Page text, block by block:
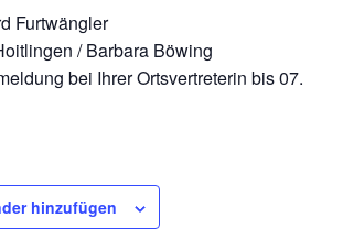
Furtwängler
/ Barbara Böwing
bei Ihrer Ortsvertreterin bis 07.
hinzufügen